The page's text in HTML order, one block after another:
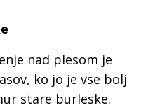
nad plesom je
ko jo je vse bolj
stare burleske.